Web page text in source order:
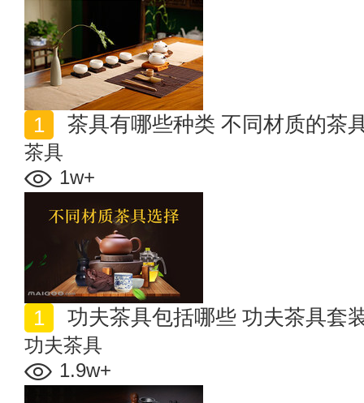
茶具有哪些种类 不同材质的茶
茶具
1w+
功夫茶具包括哪些 功夫茶具套
功夫茶具
1.9w+